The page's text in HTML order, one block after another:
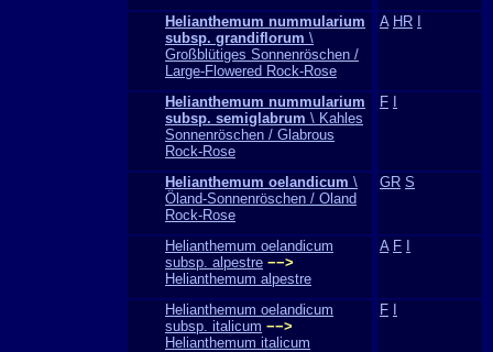
Helianthemum nummularium
subsp. grandiflorum \
Großblütiges Sonnenröschen /
Large-Flowered Rock-Rose
A HR
Helianthemum nummularium
subsp. semiglabrum \ Kahles
Sonnenröschen / Glabrous
Rock-Rose
F
Helianthemum oelandicum \
Öland-Sonnenröschen / Oland
Rock-Rose
GR S
Helianthemum oelandicum
subsp. alpestre −−>
Helianthemum alpestre
A F
Helianthemum oelandicum
subsp. italicum −−>
Helianthemum italicum
F